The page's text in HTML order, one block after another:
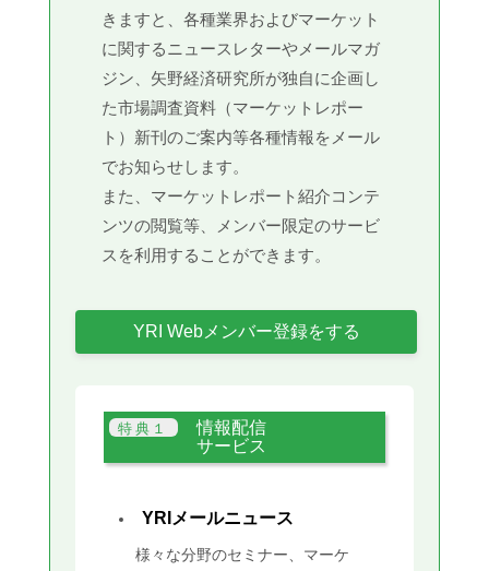
きますと、各種業界およびマーケット
に関するニュースレターやメールマガ
ジン、矢野経済研究所が独自に企画し
た市場調査資料（マーケットレポー
ト）新刊のご案内等各種情報をメール
でお知らせします。
また、マーケットレポート紹介コンテ
ンツの閲覧等、メンバー限定のサービ
スを利用することができます。
YRI Webメンバー登録をする
情報配信
サービス
YRIメールニュース
様々な分野のセミナー、マーケ